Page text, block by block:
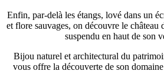
Enfin, par-delà les étangs, lové dans un
et flore sauvages, on découvre le
suspendu en haut de son
Bijou naturel et architectural du
vous offre la découverte de son